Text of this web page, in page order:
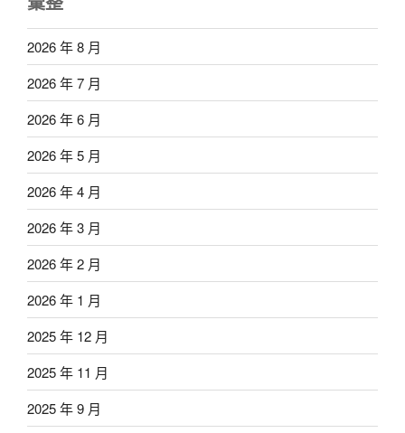
2026 年 8 月
2026 年 7 月
2026 年 6 月
2026 年 5 月
2026 年 4 月
2026 年 3 月
2026 年 2 月
2026 年 1 月
2025 年 12 月
2025 年 11 月
2025 年 9 月